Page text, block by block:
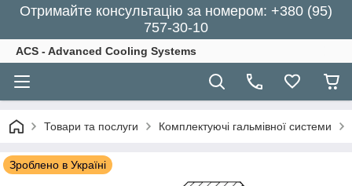
Отримайте консультацію за номером: +380 (95)
757-30-10
ACS - Advanced Cooling Systems
Товари та послуги Комплектуючі гальмівної системи
Зроблено в Україні